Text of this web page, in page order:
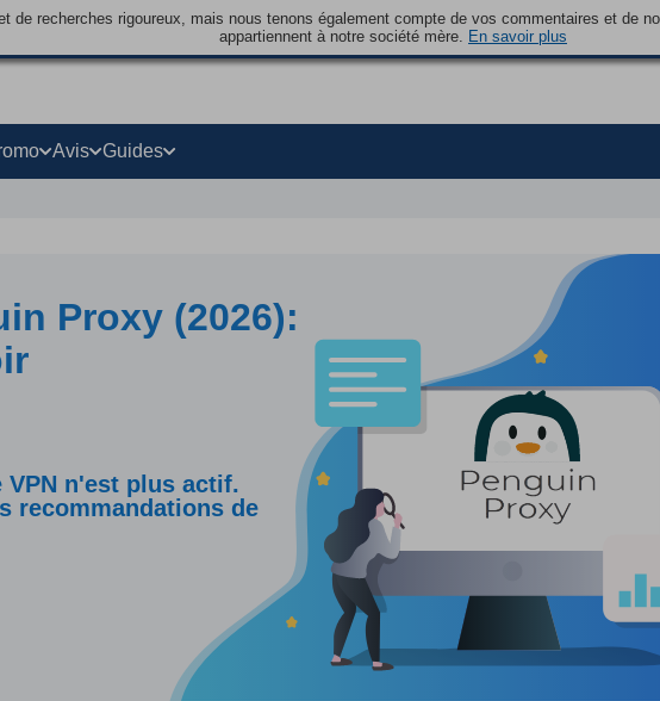
de recherches rigoureux, mais nous tenons également compte de vos commentaires et de
appartiennent à notre société mère. En savoir plus
Avis Guides
Proxy (2026):
VPN n'est plus actif.
recommandations de